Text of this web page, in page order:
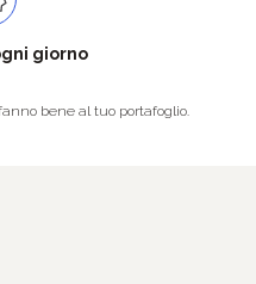
giorno
bene al tuo portafoglio.